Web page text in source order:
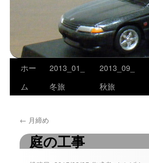
コ
ン
ツ
ホー
ム
2013_01_
冬旅
2013_09_
秋旅
← 月締め
庭の工事